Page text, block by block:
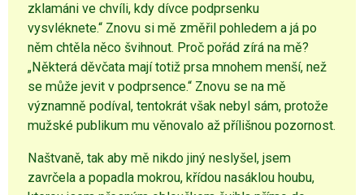
zklamáni ve chvíli, kdy dívce podprsenku
vysvléknete.“ Znovu si mě změřil pohledem a já po
něm chtěla něco švihnout. Proč pořád zírá na mě?
„Některá děvčata mají totiž prsa mnohem menší, než
se může jevit v podprsence.“ Znovu se na mě
významně podíval, tentokrát však nebyl sám, protože
mužské publikum mu věnovalo až přílišnou pozornost.
Naštvaně, tak aby mě nikdo jiný neslyšel, jsem
zavrčela a popadla mokrou, křídou nasáklou houbu,